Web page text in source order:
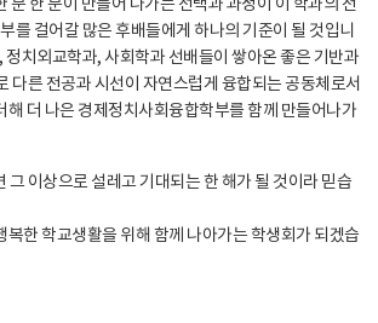
분 한 분이 만들어 나가는 선택과 과정이 이 학과의 전
를 걸어갈 많은 후배들에게 하나의 기준이 될 것입니
치외교학과, 사회학과 선배들이 쌓아온 좋은 기반과
다른 전공과 시선이 자연스럽게 융합되는 공동체로서
해 더 나은 경제정치사회융합학부를 함께 만들어나가
그 이상으로 설레고 기대되는 한 해가 될 것이라 믿습
복한 학교생활을 위해 함께 나아가는 학생회가 되겠습